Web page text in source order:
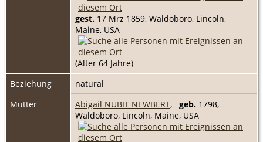
gest. 17 Mrz 1859, Waldoboro, Lincoln,
Maine, USA
(Alter 64 Jahre)
Beziehung
natural
Mutter
Abigail NUBIT NEWBERT, geb. 1798,
Waldoboro, Lincoln, Maine, USA